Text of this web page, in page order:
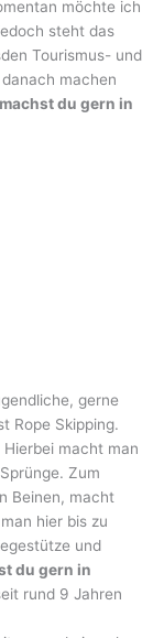
möchte ich
steht das
Tourismus- und
machen
du gern in
gerne
Rope Skipping.
macht man
Zum
Beinen, macht
hier bis zu
und
du gern in
rund 9 Jahren